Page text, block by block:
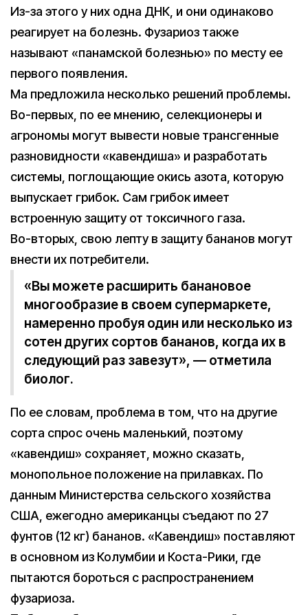
Из-за этого у них одна ДНК, и они одинаково
реагирует на болезнь. Фузариоз также
называют «панамской болезнью» по месту ее
первого появления.
Ма предложила несколько решений проблемы.
Во-первых, по ее мнению, селекционеры и
агрономы могут вывести новые трансгенные
разновидности «кавендиша» и разработать
системы, поглощающие окись азота, которую
выпускает грибок. Сам грибок имеет
встроенную защиту от токсичного газа.
Во-вторых, свою лепту в защиту бананов могут
внести их потребители.
«Вы можете расширить банановое
многообразие в своем супермаркете,
намеренно пробуя один или несколько из
сотен других сортов бананов, когда их в
следующий раз завезут», — отметила
биолог.
По ее словам, проблема в том, что на другие
сорта спрос очень маленький, поэтому
«кавендиш» сохраняет, можно сказать,
монопольное положение на прилавках. По
данным Министерства сельского хозяйства
США, ежегодно американцы съедают по 27
фунтов (12 кг) бананов. «Кавендиш» поставляют
в основном из Колумбии и Коста-Рики, где
пытаются бороться с распространением
фузариоза.